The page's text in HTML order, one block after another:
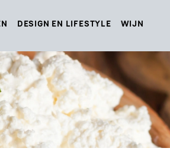
DESIGN EN LIFESTYLE WIJN